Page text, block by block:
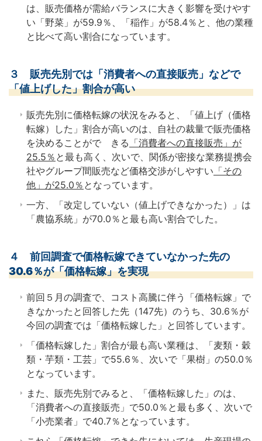
は、販売価格が需給バランスに大きく影響を受けやす
い「野菜」が59.9％、「稲作」が58.4％と、他の業種
と比べて高い割合になっています。
３ 販売先別では「消費者への直接販売」などで
「値上げした」割合が高い
販売先別に価格転嫁の状況をみると、「値上げ（価格
転嫁）した」割合が高いのは、自社の裁量で販売価格
を決めることがで きる 「消費者への直接販売」が
25.5％ と最も高く、次いで、関係が密接な業務提携会
社やグループ間販売など価格交渉がしやすい 「その
他」が25.0％ となっています。
一方、「改定していない（値上げできなかった）」は
「農協系統」が70.0％と最も高い割合でした。
４ 前回調査で価格転嫁できていなかった先の
30.6％が「価格転嫁」を実現
前回５月の調査で、コスト高騰に伴う「価格転嫁」で
きなかったと回答した先（147先）のうち、30.6％が
今回の調査では「価格転嫁した」と回答しています。
「価格転嫁した」割合が最も高い業種は、「麦類・穀
類・芋類・工芸」で55.6％、次いで「果樹」の50.0％
となっています。
また、販売先別でみると、「価格転嫁した」のは、
「消費者への直接販売」で50.0％と最も多く、次いで
「小売業者」で40.7％となっています。